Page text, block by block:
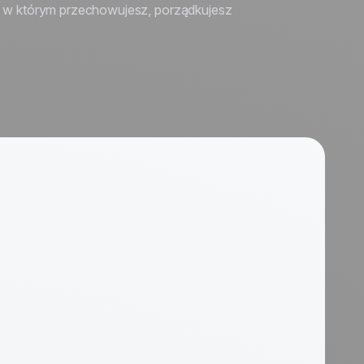
którym przechowujesz, porządkujesz